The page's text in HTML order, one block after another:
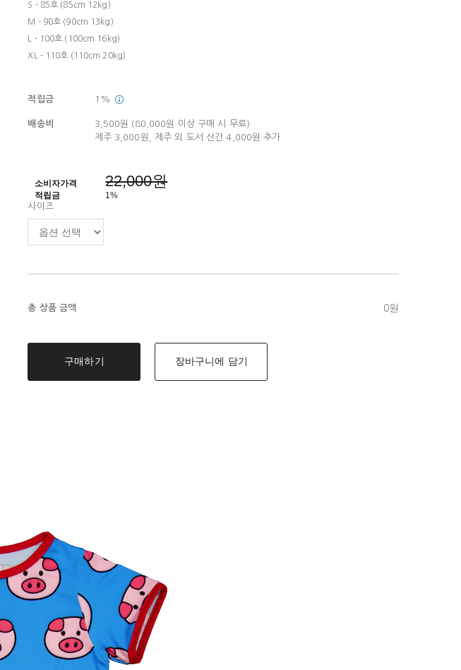
S - 85호 (85cm 12kg)
M - 90호 (90cm 13kg)
L - 100호 (100cm 16kg)
XL - 110호 (110cm 20kg)
적립금 1%
배송비
3,500원 (80,000원 이상 구매 시 무료)
제주 3,000원, 제주 외 도서 산간 4,000원 추가
소비자가격 22,000원
적립금 1%
사이즈
총 상품 금액 0원
구매하기 장바구니에 담기